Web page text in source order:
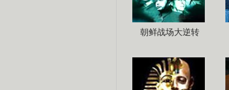
朝鲜战场大逆转